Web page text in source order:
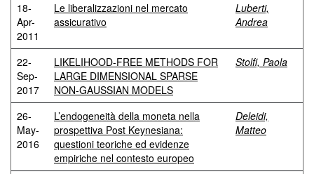
18-
Apr-
2011
Le liberalizzazioni nel mercato
assicurativo
Luberti,
Andrea
22-
Sep-
2017
LIKELIHOOD-FREE METHODS FOR
LARGE DIMENSIONAL SPARSE
NON-GAUSSIAN MODELS
Stolfi, Paola
26-
May-
2016
L’endogeneità della moneta nella
prospettiva Post Keynesiana:
questioni teoriche ed evidenze
empiriche nel contesto europeo
Deleidi,
Matteo